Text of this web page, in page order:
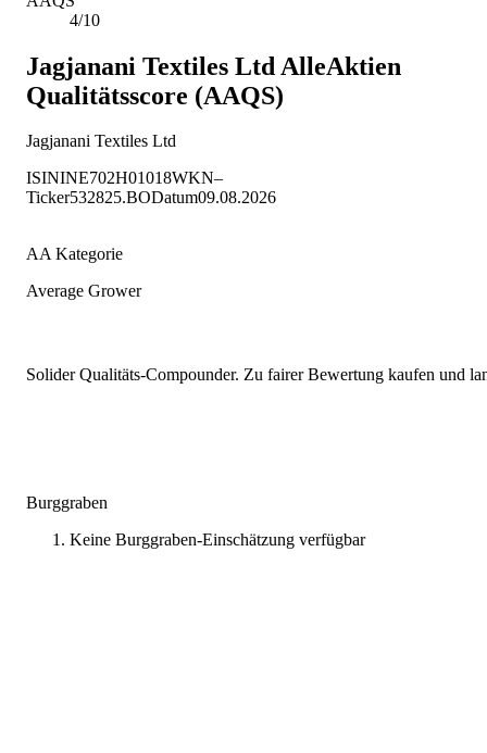
4/10
Jagjanani Textiles Ltd AlleAktien
Qualitätsscore (AAQS)
Jagjanani Textiles Ltd
ISININE702H01018WKN–
Ticker532825.BODatum09.08.2026
AA Kategorie
Average Grower
Solider Qualitäts-Compounder. Zu fairer Bewertung kaufen und
Burggraben
Keine Burggraben-Einschätzung verfügbar